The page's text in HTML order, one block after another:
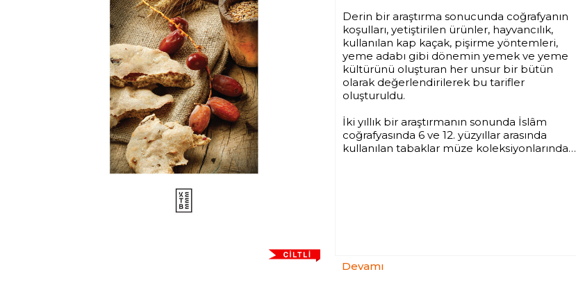
Derin bir araştırma sonucunda coğrafyanın
koşulları, yetiştirilen ürünler, hayvancılık,
kullanılan kap kaçak, pişirme yöntemleri,
yeme adabı gibi dönemin yemek ve yeme
kültürünü oluşturan her unsur bir bütün
olarak değerlendirilerek bu tarifler
oluşturuldu.
İki yıllık bir araştırmanın sonunda İslâm
coğrafyasında 6 ve 12. yüzyıllar arasında
kullanılan tabaklar müze koleksiyonlarından
Devamı